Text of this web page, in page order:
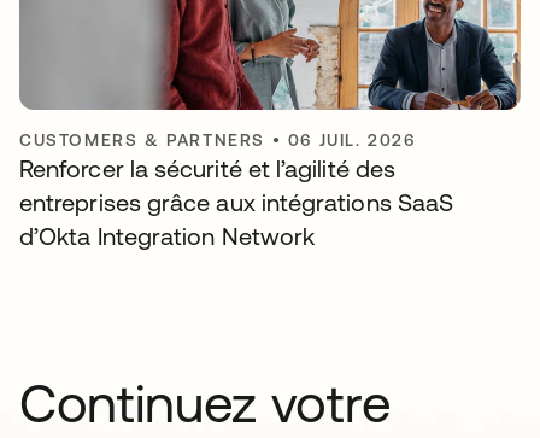
CUSTOMERS & PARTNERS • 06 JUIL. 2026
Renforcer la sécurité et l’agilité des
entreprises grâce aux intégrations SaaS
d’Okta Integration Network
Continuez votre